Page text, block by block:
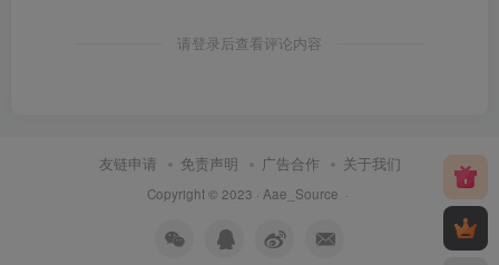
请登录后查看评论内容
友链申请 免责声明 广告合作 关于我们
Copyright © 2023 · Aae_Source ·